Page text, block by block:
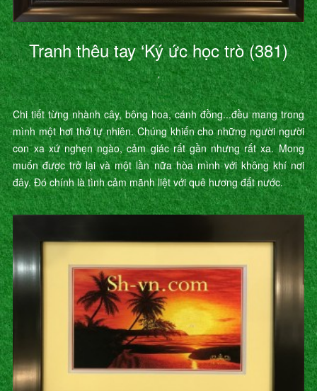
Tranh thêu tay ‘Ký ức học trò (381)
’
Chi tiết từng nhành cây, bông hoa, cánh đồng...đều mang trong
mình một hơi thở tự nhiên. Chúng khiến cho những người người
con xa xứ nghẹn ngào, cảm giác rất gần nhưng rất xa. Mong
muốn được trở lại và một lần nữa hòa mình với không khí nơi
đây. Đó chính là tình cảm mãnh liệt với quê hương đất nước.